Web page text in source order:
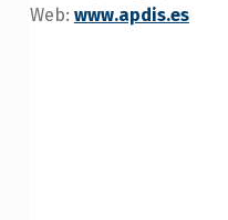
Web: www.apdis.es